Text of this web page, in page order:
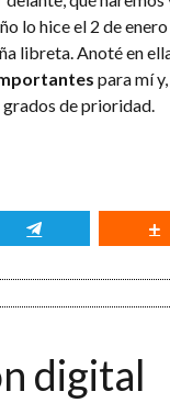
lo hice el 2 de enero
libreta. Anoté en
para mí
de prioridad.
digital